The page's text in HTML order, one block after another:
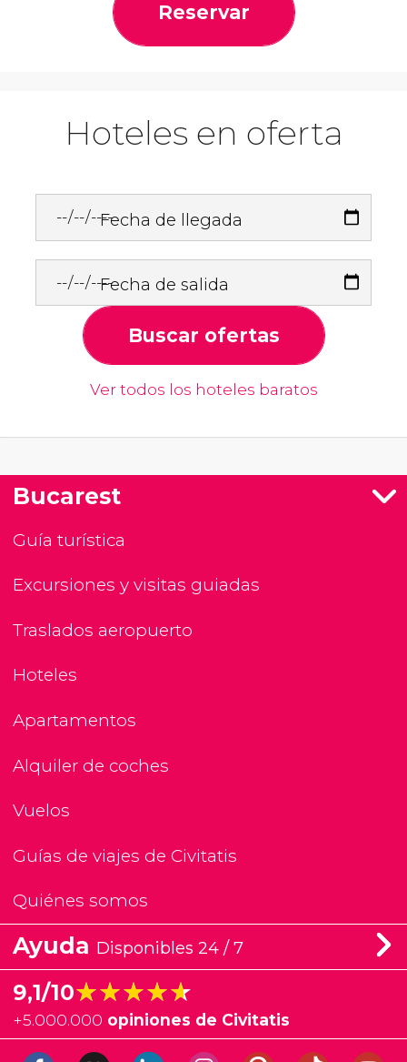
Reservar
Hoteles en oferta
Fecha de llegada
Fecha de salida
Buscar ofertas
Ver todos los hoteles baratos
Bucarest
Guía turística
Excursiones y visitas guiadas
Traslados aeropuerto
Hoteles
Apartamentos
Alquiler de coches
Vuelos
Guías de viajes de Civitatis
Quiénes somos
Ayuda Disponibles 24 / 7
9,1/10★★★★★
★★★★★
+5.000.000 opiniones de Civitatis